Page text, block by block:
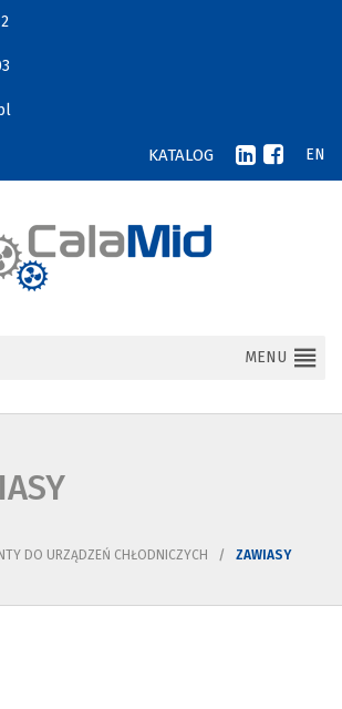
EN
KATALOG
MENU
DO URZĄDZEŃ CHŁODNICZYCH ZAWIASY